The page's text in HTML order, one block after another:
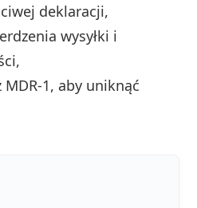
deklaracji,
wysyłki i
1, aby uniknąć